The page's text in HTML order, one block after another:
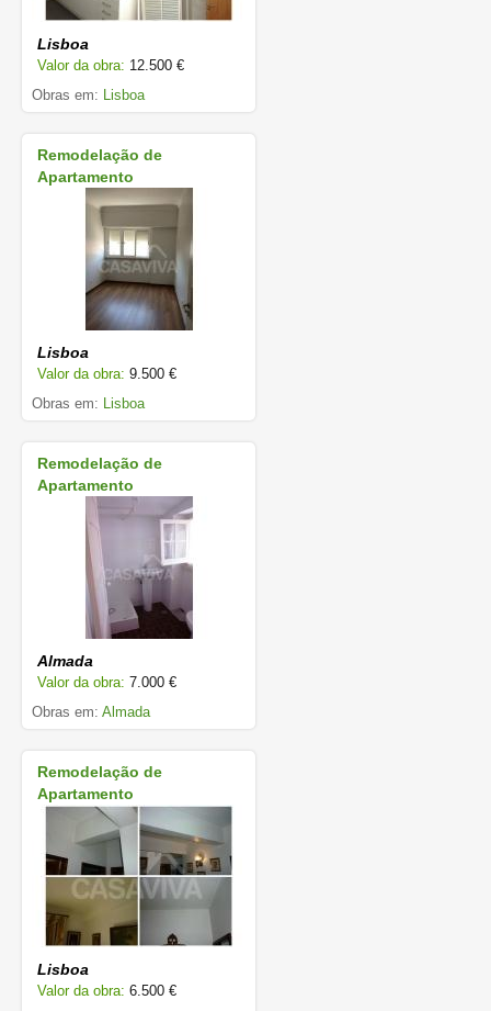
Lisboa
Valor da obra: 12.500 €
Obras em: Lisboa
Remodelação de
Apartamento
Lisboa
Valor da obra: 9.500 €
Obras em: Lisboa
Remodelação de
Apartamento
Almada
Valor da obra: 7.000 €
Obras em: Almada
Remodelação de
Apartamento
Lisboa
Valor da obra: 6.500 €